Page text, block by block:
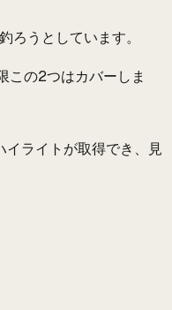
うとしています。
この2つはカバーしま
ライトが取得でき、見